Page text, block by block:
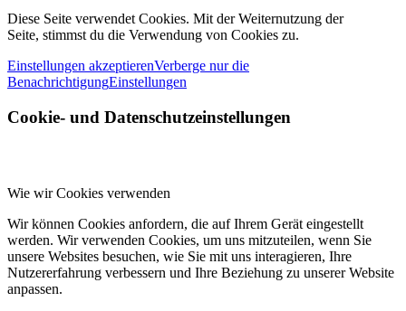
Diese Seite verwendet Cookies. Mit der Weiternutzung der
Seite, stimmst du die Verwendung von Cookies zu.
Einstellungen akzeptierenVerberge nur die
BenachrichtigungEinstellungen
Cookie- und Datenschutzeinstellungen
Wie wir Cookies verwenden
Wir können Cookies anfordern, die auf Ihrem Gerät eingestellt
werden. Wir verwenden Cookies, um uns mitzuteilen, wenn Sie
unsere Websites besuchen, wie Sie mit uns interagieren, Ihre
Nutzererfahrung verbessern und Ihre Beziehung zu unserer Website
anpassen.